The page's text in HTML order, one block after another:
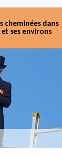
cheminées dans
ses environs